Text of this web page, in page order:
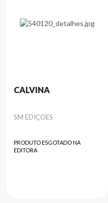
CALVINA
Autor
SM EDIÇOES
PRODUTO ESGOTADO NA
EDITORA